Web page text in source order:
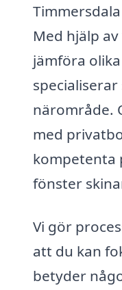
Med hjälp
jämföra
närområde.
med
kompetenta
fönster
Vi gör
att du kan
betyder